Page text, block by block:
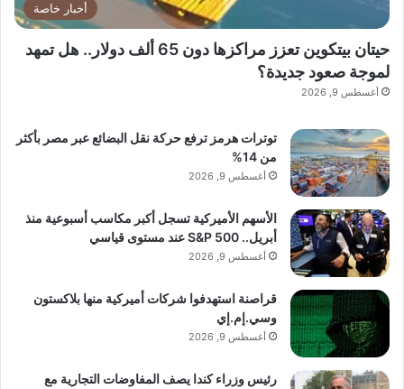
أخبار خاصة
حيتان بيتكوين تعزز مراكزها دون 65 ألف دولار.. هل تمهد
لموجة صعود جديدة؟
أغسطس 9, 2026
توترات هرمز ترفع حركة نقل البضائع عبر مصر بأكثر
من 14%
أغسطس 9, 2026
الأسهم الأميركية تسجل أكبر مكاسب أسبوعية منذ
أبريل.. S&P 500 عند مستوى قياسي
أغسطس 9, 2026
قراصنة استهدفوا شركات أميركية منها بلاكستون
وسي.إم.إي
أغسطس 9, 2026
رئيس وزراء كندا يصف المفاوضات التجارية مع